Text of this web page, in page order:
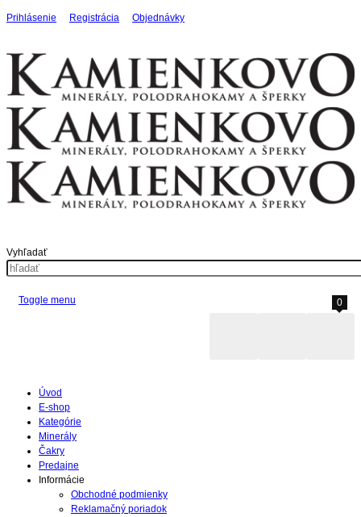
Prihlásenie Registrácia Objednávky
Vyhľadať
Toggle menu 0
Úvod
E-shop
Kategórie
Minerály
Čakry
Predajne
Informácie
Obchodné podmienky
Reklamačný poriadok